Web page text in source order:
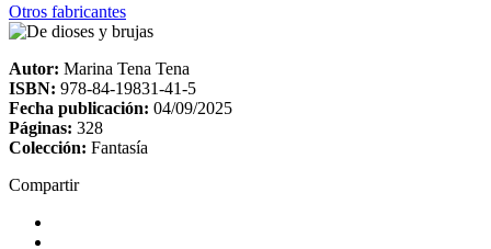
Otros fabricantes
Autor: Marina Tena Tena
ISBN: 978-84-19831-41-5
Fecha publicación: 04/09/2025
Páginas: 328
Colección: Fantasía
Compartir